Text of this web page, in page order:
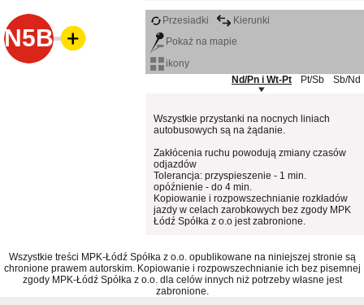
N5B
Przesiadki
Kierunki
Pokaż na mapie
ikony
Nd/Pn i Wt-Pt
Pt/Sb Sb/Nd
Wszystkie przystanki na nocnych liniach
autobusowych są na żądanie.
Zakłócenia ruchu powodują zmiany czasów
odjazdów
Tolerancja: przyspieszenie - 1 min.
opóźnienie - do 4 min.
Kopiowanie i rozpowszechnianie rozkładów
jazdy w celach zarobkowych bez zgody MPK
Łódź Spółka z o.o jest zabronione.
Wszystkie treści MPK-Łódź Spółka z o.o. opublikowane na niniejszej stronie są
chronione prawem autorskim. Kopiowanie i rozpowszechnianie ich bez pisemnej
zgody MPK-Łódź Spółka z o.o. dla celów innych niż potrzeby własne jest
zabronione.